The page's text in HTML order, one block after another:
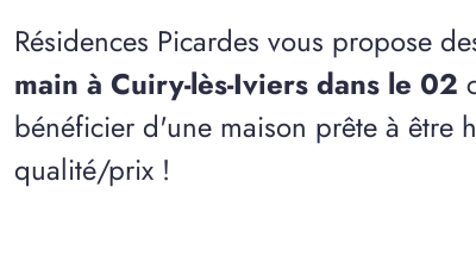
Résidences Picardes vous propose
main à Cuiry-lès-Iviers dans le 02
bénéficier d'une maison prête à être
qualité/prix !